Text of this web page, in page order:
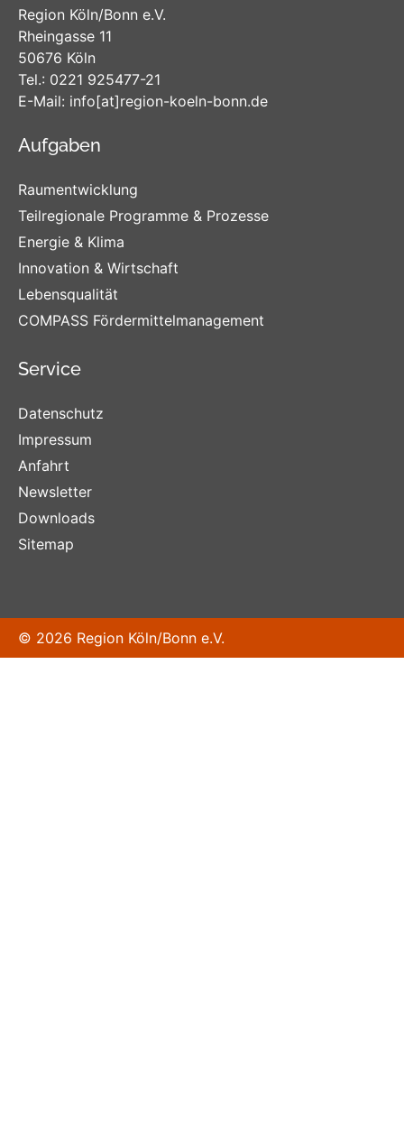
Region Köln/Bonn e.V.
Rheingasse 11
50676 Köln
Tel.: 0221 925477-21
E-Mail: info[at]region-koeln-bonn.de
Aufgaben
Raumentwicklung
Teilregionale Programme & Prozesse
Energie & Klima
Innovation & Wirtschaft
Lebensqualität
COMPASS Fördermittelmanagement
Service
Datenschutz
Impressum
Anfahrt
Newsletter
Downloads
Sitemap
© 2026 Region Köln/Bonn e.V.